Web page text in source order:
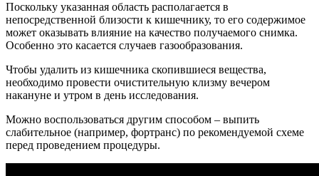
Поскольку указанная область располагается в
непосредственной близости к кишечнику, то его содержимое
может оказывать влияние на качество получаемого снимка.
Особенно это касается случаев газообразования.
Чтобы удалить из кишечника скопившиеся вещества,
необходимо провести очистительную клизму вечером
накануне и утром в день исследования.
Можно воспользоваться другим способом – выпить
слабительное (например, фортранс) по рекомендуемой схеме
перед проведением процедуры.